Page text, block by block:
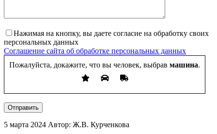
Нажимая на кнопку, вы даете согласие на обработку своих
персональных данных
Соглашение сайта об обработке персональных данных
Пожалуйста, докажите, что вы человек, выбрав машина.
Отправить
5 марта 2024 Автор: Ж.В. Курченкова